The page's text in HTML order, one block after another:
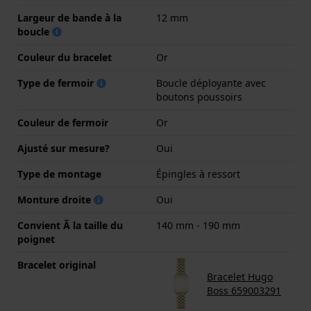
Largeur de bande à la
boucle
12 mm
Couleur du bracelet
Or
Type de fermoir
Boucle déployante avec
boutons poussoirs
Couleur de fermoir
Or
Ajusté sur mesure?
Oui
Type de montage
Épingles à ressort
Monture droite
Oui
Convient Ă la taille du
poignet
140 mm - 190 mm
Bracelet original
Bracelet Hugo
Boss 659003291